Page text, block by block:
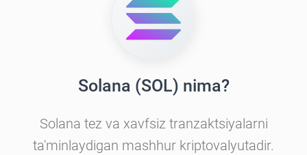
Solana (SOL) nima?
Solana tez va xavfsiz tranzaktsiyalarni
ta'minlaydigan mashhur kriptovalyutadir.